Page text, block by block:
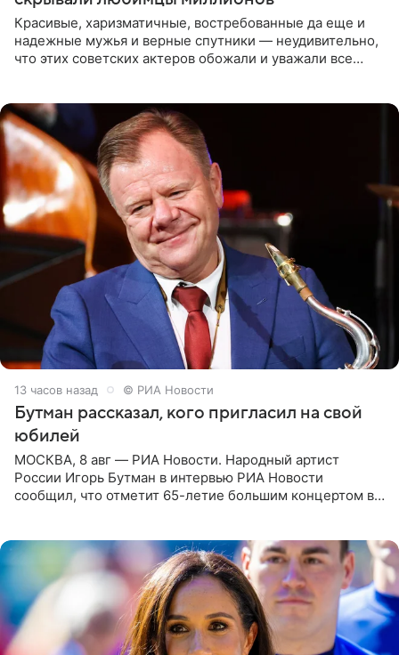
Красивые, харизматичные, востребованные да еще и
надежные мужья и верные спутники — неудивительно,
что этих советских актеров обожали и уважали все
13 часов назад © РИА Новости
Бутман рассказал, кого пригласил на свой
юбилей
МОСКВА, 8 авг — РИА Новости. Народный артист
России Игорь Бутман в интервью РИА Новости
сообщил, что отметит 65-летие большим концертом в